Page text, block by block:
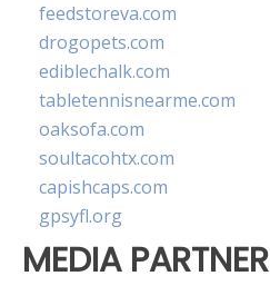
feedstoreva.com
drogopets.com
ediblechalk.com
tabletennisnearme.com
oaksofa.com
soultacohtx.com
capishcaps.com
gpsyfl.org
MEDIA